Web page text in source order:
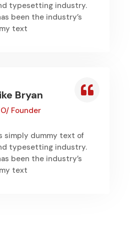
typesetting industry.
been the industry’s
text
Bryan
Founder
simply dummy text of
typesetting industry.
been the industry’s
text
